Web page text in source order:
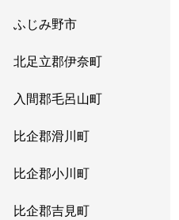
ふじみ野市
北足立郡伊奈町
入間郡毛呂山町
比企郡滑川町
比企郡小川町
比企郡吉見町